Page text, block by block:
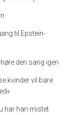
til Epstein-
den sang igen
kvinder vil bare
har han mistet